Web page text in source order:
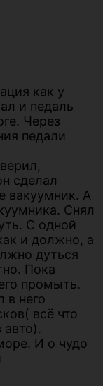
как у
и педаль
Через
педали
сделал
вакуумник. А
Снял
С одной
и должно, а
дуться
Пока
промыть.
в него
всё что
И о чудо